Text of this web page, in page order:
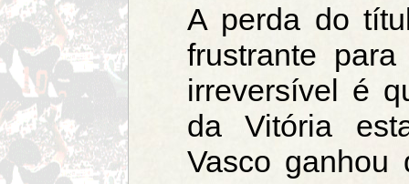
A perda do
frustrante
irreversível é
da Vitória
Vasco ganhou